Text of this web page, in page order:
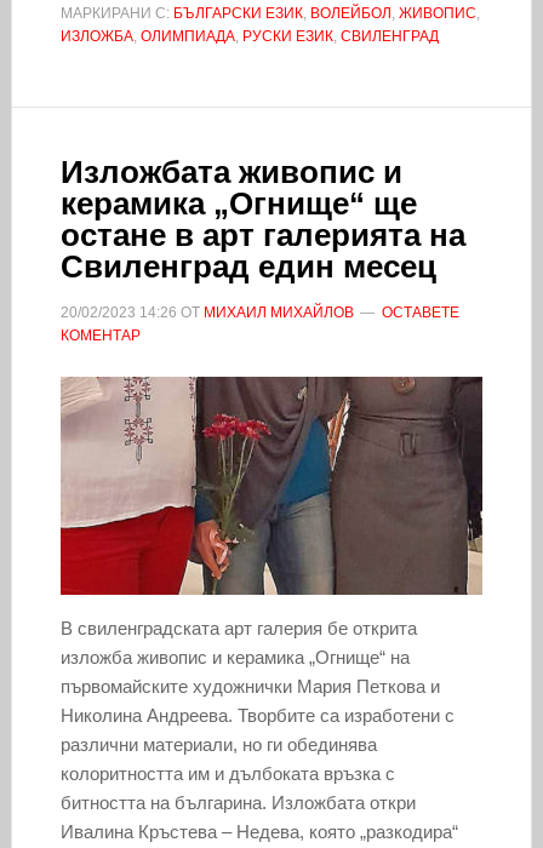
МАРКИРАНИ С: БЪЛГАРСКИ ЕЗИК, ВОЛЕЙБОЛ , ЖИВОПИС,
ИЗЛОЖБА, ОЛИМПИАДА, РУСКИ ЕЗИК, СВИЛЕНГРАД
Изложбата живопис и
керамика „Огнище“ ще
остане в арт галерията на
Свиленград един месец
20/02/2023 14:26 ОТ МИХАИЛ МИХАЙЛОВ
ОСТАВЕТЕ
КОМЕНТАР
В свиленградската арт галерия бе открита
изложба живопис и керамика „Огнище“ на
първомайските художнички Мария Петкова и
Николина Андреева. Творбите са изработени с
различни материали, но ги обединява
колоритността им и дълбоката връзка с
битността на българина. Изложбата откри
Ивалина Кръстева – Недева, която „разкодира“